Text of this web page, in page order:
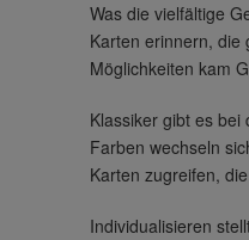
Was die vielfältige
Karten erinnern,
Möglichkeiten kam
Klassiker gibt es
Farben wechseln
Karten zugreifen,
Individualisieren